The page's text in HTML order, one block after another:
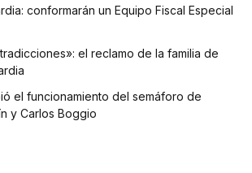
conformarán un Equipo Fiscal Especial
el reclamo de la familia de
el funcionamiento del semáforo de
y Carlos Boggio